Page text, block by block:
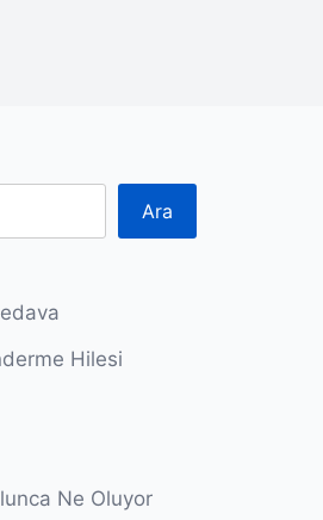
Ara
Hilesi
Ne Oluyor